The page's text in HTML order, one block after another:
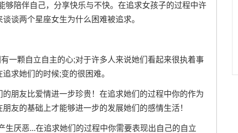
够陪伴自己，分享快乐与不快。在追求女孩子的过程中许
谈两个星座女生为什么困难被追求。
一颗自立自主的心;对于许多人来说她们看起来很执着事
求她们的时候;变的很困难。
朋友比爱情进一步珍贵！在追求她们的过程中你的作为
友的基础上才能够进一步的发展她们的感情生活！
生厌恶...在追求她们的过程中你需要表现出自己的自立